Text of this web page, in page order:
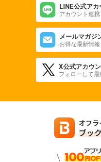
LINE公式アカ
アカウント連
メールマガジ
お得な最新情
X公式アカウ
フォローして最